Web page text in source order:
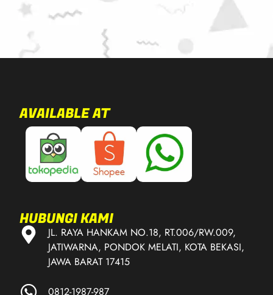
AVAILABLE AT
HUBUNGI KAMI
JL. RAYA HANKAM NO.18, RT.006/RW.009,
JATIWARNA, PONDOK MELATI, KOTA BEKASI,
JAWA BARAT 17415
0812-1987-987